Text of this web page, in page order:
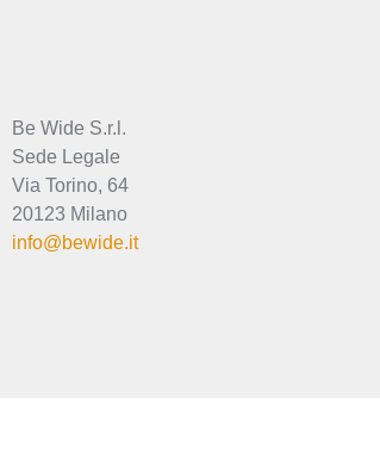
Be Wide S.r.l.
Sede Legale
Via Torino, 64
20123 Milano
info@bewide.it